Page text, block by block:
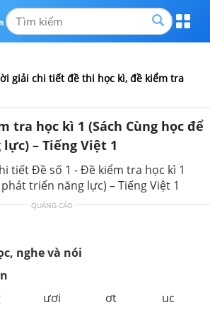
giải chi tiết đề thi học kì, đề kiểm tra
tra học kì 1 (Sách Cùng học để
– Tiếng Việt 1
tiết Đề số 1 - Đề kiểm tra học kì 1
triển năng lực) – Tiếng Việt 1
QUẢNG CÁO
nghe và nói
ươi ơt uc